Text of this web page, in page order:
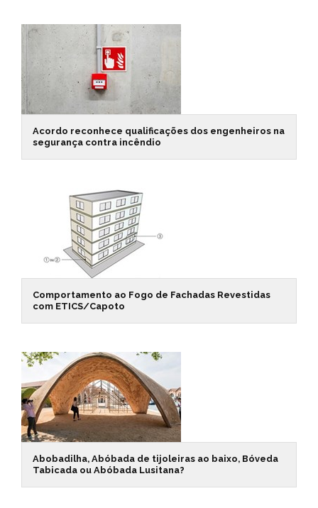
Acordo reconhece qualificações dos engenheiros na
segurança contra incêndio
Comportamento ao Fogo de Fachadas Revestidas
com ETICS/Capoto
Abobadilha, Abóbada de tijoleiras ao baixo, Bóveda
Tabicada ou Abóbada Lusitana?